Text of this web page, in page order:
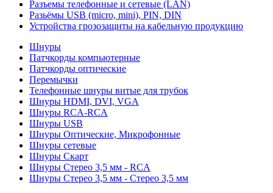
Разъемы телефонные и сетевые (LAN)
Разьёмы USB (micro, mini), PIN, DIN
Устройства грозозащиты на кабельную продукцию
Шнуры
Патчкорды компьютерные
Патчкорды оптические
Перемычки
Телефонные шнуры витые для трубок
Шнуры HDMI, DVI, VGA
Шнуры RCA-RCA
Шнуры USB
Шнуры Оптические, Микрофонные
Шнуры сетевые
Шнуры Скарт
Шнуры Стерео 3,5 мм - RCA
Шнуры Стерео 3,5 мм - Стерео 3,5 мм